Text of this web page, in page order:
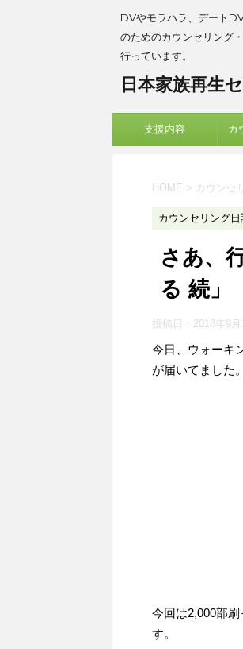
DVやモラハラ、デート
のためのカウンセリング
行っています。
日本家族再生
支援内容 カ
HOME > カウンセ
カウンセリング日
さあ、
る 続」
投稿日： 2018年9月
今日、ウォーキ
が届いてました。
今回は2,000部
す。